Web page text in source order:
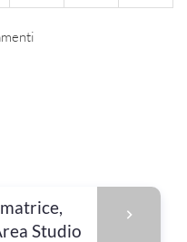
Studio